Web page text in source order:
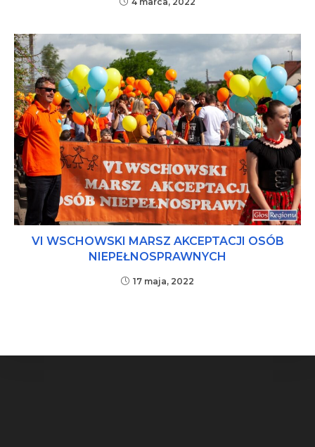
VI WSCHOWSKI MARSZ AKCEPTACJI OSÓB
NIEPEŁNOSPRAWNYCH
17 maja, 2022